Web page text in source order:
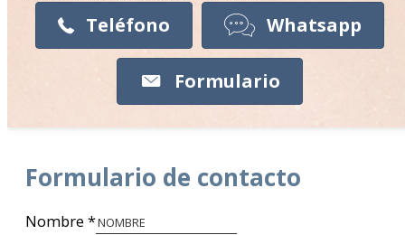
Teléfono Whatsapp
Formulario
Formulario de contacto
Nombre *